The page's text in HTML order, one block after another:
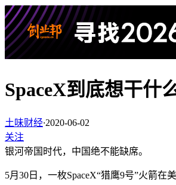
SpaceX到底想干什
土味财经·2020-06-02
关注
银河帝国时代，中国绝不能缺席。
5月30日，一枚SpaceX“猎鹰9号”火箭在